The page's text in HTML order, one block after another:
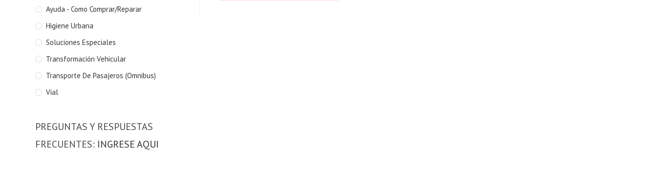
Ayuda - Como Comprar/Reparar
Higiene Urbana
Soluciones Especiales
Transformación Vehicular
Transporte De Pasajeros (Omnibus)
Vial
PREGUNTAS Y RESPUESTAS
FRECUENTES: INGRESE AQUI